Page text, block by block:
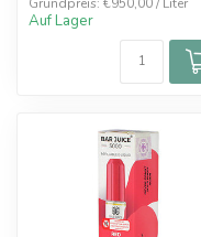
Auf Lager